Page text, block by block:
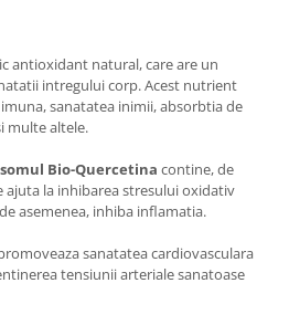
antioxidant natural, care are un
intregului corp. Acest nutrient
sanatatea inimii, absorbtia de
multe altele.
Bio-Quercetina contine, de
ajuta la inhibarea stresului oxidativ
asemenea, inhiba inflamatia.
sanatatea cardiovasculara
tensiunii arteriale sanatoase